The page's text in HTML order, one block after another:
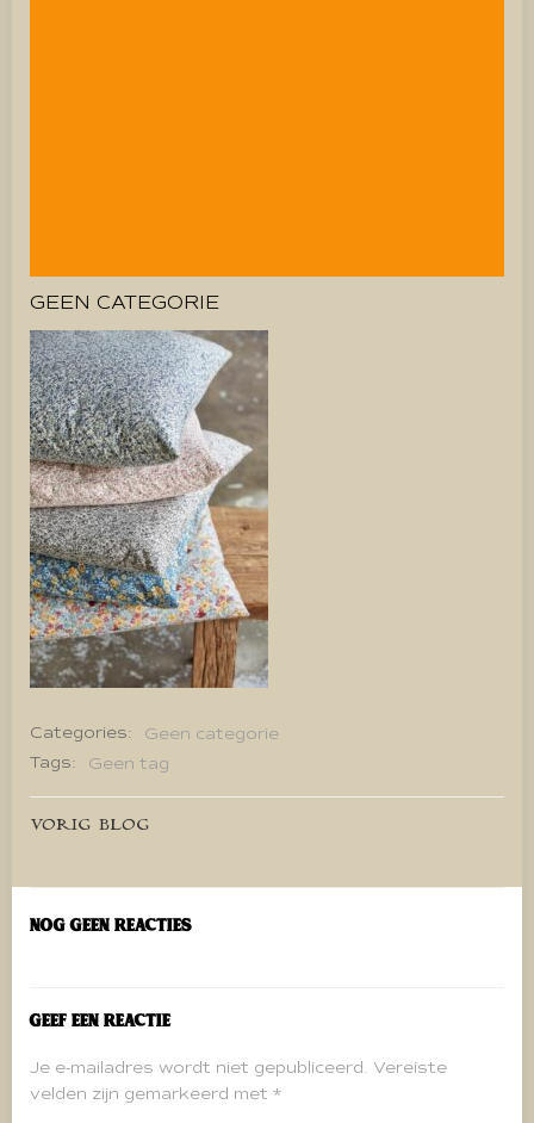
GEEN CATEGORIE
Categories:
Geen categorie
Tags:
Geen tag
Bericht
navigatie
VORIG BLOG
Nog geen reacties
Geef een reactie
Je e-mailadres wordt niet gepubliceerd. Vereiste
velden zijn gemarkeerd met *